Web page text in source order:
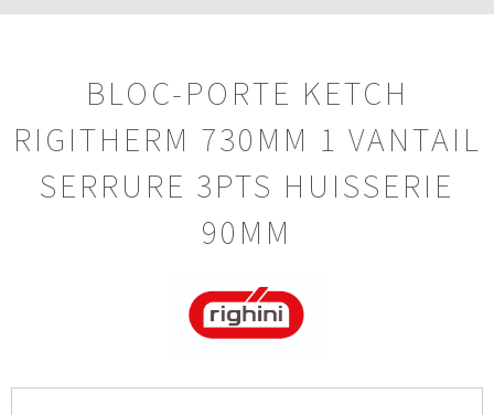
BLOC-PORTE KETCH
RIGITHERM 730MM 1 VANTAIL
SERRURE 3PTS HUISSERIE
90MM